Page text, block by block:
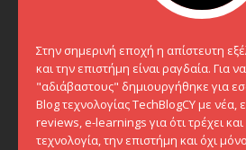
Στην σημερινή εποχή η απίστευτη
και την επιστήμη είναι ραγδαία. Για
"αδιάβαστους" δημιουργήθηκε για
Blog τεχνολογίας TechBlogCY με νέα,
reviews, e-learnings για ότι τρέχει
τεχνολογία, την επιστήμη και όχι